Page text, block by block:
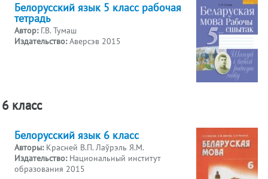
Белорусский язык 5 класс рабочая
тетрадь
Автор: Г.В. Тумаш
Издательство:Аверсэв 2015
6 класс
Белорусский язык 6 класс
Авторы: Красней В.П. Лаўрэль Я.М.
Издательство: Национальный институт
образования 2015